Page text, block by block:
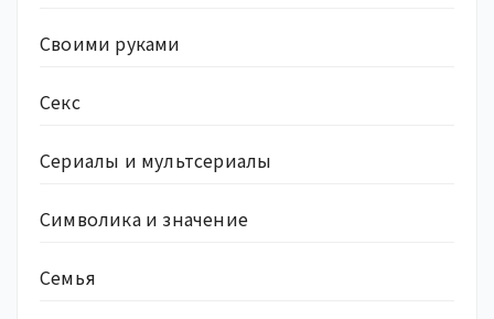
Своими руками
Секс
Сериалы и мультсериалы
Символика и значение
Семья